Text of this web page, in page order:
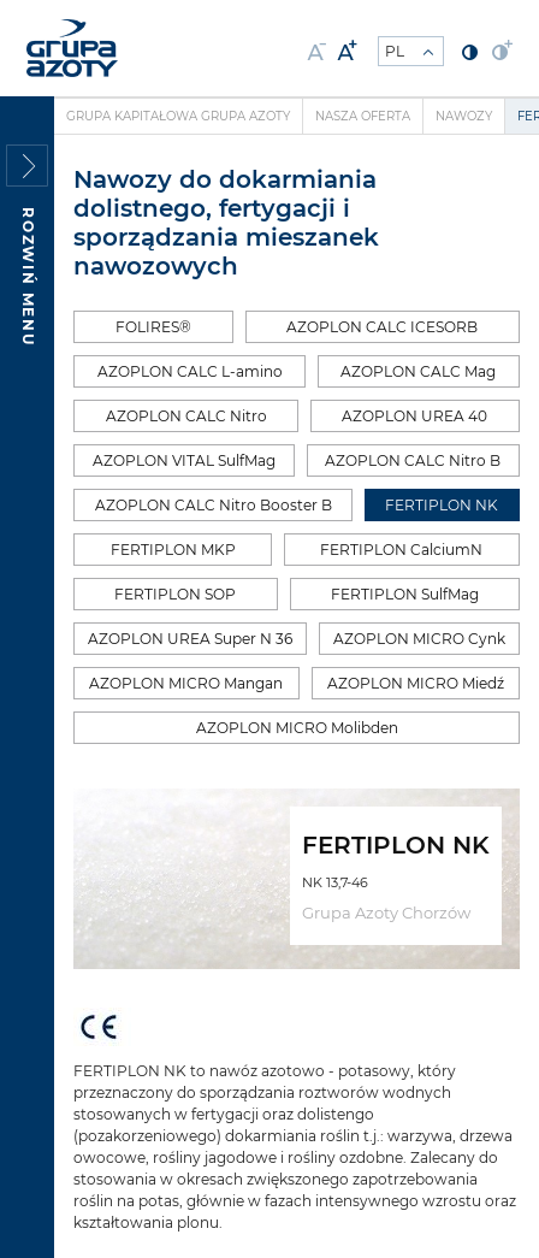
ROZWIŃ MENU
GRUPA KAPITAŁOWA GRUPA AZOTY NASZA OFERTA NAWOZY
Nawozy do dokarmiania
dolistnego, fertygacji i
sporządzania mieszanek
nawozowych
FOLIRES® AZOPLON CALC ICESORB
AZOPLON CALC L-amino AZOPLON CALC Mag
AZOPLON CALC Nitro AZOPLON UREA 40
AZOPLON VITAL SulfMag AZOPLON CALC Nitro B
AZOPLON CALC Nitro Booster B FERTIPLON NK
FERTIPLON MKP FERTIPLON CalciumN
FERTIPLON SOP FERTIPLON SulfMag
AZOPLON UREA Super N 36 AZOPLON MICRO Cynk
AZOPLON MICRO Mangan AZOPLON MICRO Miedź
AZOPLON MICRO Molibden
FERTIPLON NK
NK 13,7-46
Grupa Azoty Chorzów
FERTIPLON NK to nawóz azotowo - potasowy, który
przeznaczony do sporządzania roztworów wodnych
stosowanych w fertygacji oraz dolistengo
(pozakorzeniowego) dokarmiania roślin t.j.: warzywa, drzewa
owocowe, rośliny jagodowe i rośliny ozdobne. Zalecany do
stosowania w okresach zwiększonego zapotrzebowania
roślin na potas, głównie w fazach intensywnego wzrostu oraz
kształtowania plonu.